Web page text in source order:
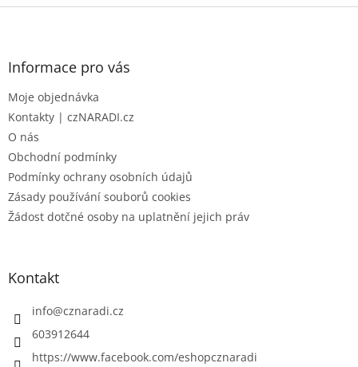
Z
Informace pro vás
Moje objednávka
Kontakty | czNARADI.cz
O nás
Obchodní podmínky
Podmínky ochrany osobních údajů
Zásady používání souborů cookies
Žádost dotčné osoby na uplatnění jejich práv
Kontakt
info@cznaradi.cz
603912644
https://www.facebook.com/eshopcznaradi